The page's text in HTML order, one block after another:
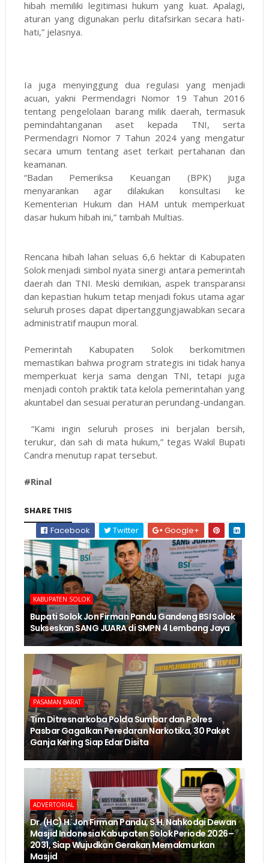
hibah memiliki legitimasi hukum yang kuat. Apalagi,
aturan yang digunakan perlu ditafsirkan secara hati-
hati,” jelasnya.
Ia juga menyinggung dua regulasi yang menjadi
acuan, yakni Permendagri Nomor 19 Tahun 2016
tentang pengelolaan barang milik daerah, termasuk
pemindahtanganan aset kepada TNI, serta
Permendagri Nomor 7 Tahun 2024 yang mengatur
secara umum tentang aset terkait pertahanan dan
keamanan.
“Badan Pemeriksa Keuangan (BPK) juga
menyarankan agar dilakukan konsultasi ke
Kementerian Hukum dan HAM untuk memperkuat
dasar hukum hibah ini,” tambah Multias.
Rencana hibah lahan seluas 6,6 hektar di Kabupaten
Solok menjadi simbol nyata sinergi antara pemerintah
daerah dan TNI. Meski demikian, aspek transparansi
dan kepastian hukum tetap menjadi fokus utama agar
seluruh proses dapat dipertanggungjawabkan secara
administratif maupun moral.
Pemerintah Kabupaten Solok berkomitmen
memastikan bahwa program strategis ini tidak hanya
memperkuat kerja sama dengan TNI, tetapi juga
menjadi contoh praktik tata kelola pemerintahan yang
akuntabel dan sesuai peraturan perundang-undangan.
“Kami ingin seluruh proses ini berjalan bersih,
terukur, dan sah di mata hukum,” tegas Wakil Bupati
Candra menutup rapat tersebut.
#Rinal
SHARE THIS
Facebook
Twitter Google+
KABUPATEN SOLOK
Bupati Solok Jon Firman Pandu Gandeng BSI Solok
Sukseskan SANG JUARA di SMPN 4 Lembang Jaya
PASAMAN BARAT
Tim Ditresnarkoba Polda Sumbar dan Polres
Pasbar Gagalkan Peredaran Narkotika, 30 Paket
Ganja Kering Siap Edar Disita
ADVERTORIAL
Dr. (HC) H. Jon Firman Pandu, S.H. Nahkodai Dewan
Masjid Indonesia Kabupaten Solok Periode 2026–
2031, Siap Wujudkan Gerakan Memakmurkan
Masjid